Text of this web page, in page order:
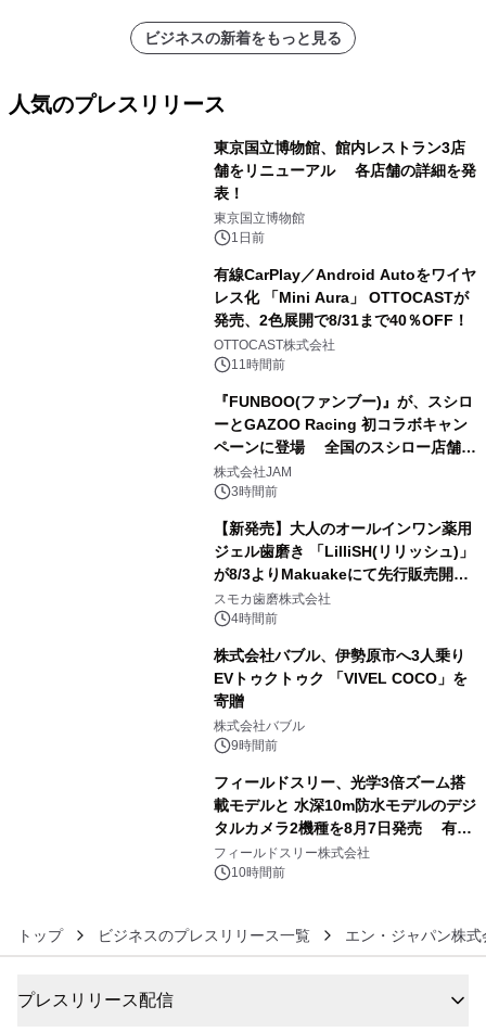
ビジネスの新着をもっと見る
人気のプレスリリース
東京国立博物館、館内レストラン3店
舗をリニューアル 各店舗の詳細を発
表！
東京国立博物館
1日前
有線CarPlay／Android Autoをワイヤ
レス化 「Mini Aura」 OTTOCASTが
発売、2色展開で8/31まで40％OFF！
OTTOCAST株式会社
11時間前
『FUNBOO(ファンブー)』が、スシロ
ーとGAZOO Racing 初コラボキャン
ペーンに登場 全国のスシロー店舗で
GR 4車種の FUNBOO(ミニカー)付き
メニューが展開されます
株式会社JAM
3時間前
【新発売】大人のオールインワン薬用
ジェル歯磨き 「LilliSH(リリッシュ)」
が8/3よりMakuakeにて先行販売開
始！
スモカ歯磨株式会社
4時間前
株式会社バブル、伊勢原市へ3人乗り
EVトゥクトゥク 「VIVEL COCO」を
寄贈
株式会社バブル
9時間前
フィールドスリー、光学3倍ズーム搭
載モデルと 水深10m防水モデルのデジ
タルカメラ2機種を8月7日発売 有効
約1300万画素、用途別に選べるコンデ
ジ新登場
フィールドスリー株式会社
10時間前
トップ ビジネスのプレスリリース一覧 エン・ジャパン株式
プレスリリース配信